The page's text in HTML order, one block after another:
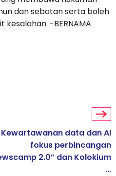
dan sebatan serta boleh
kesalahan. -BERNAMA
Kewartawanan data dan AI
fokus perbincangan
2.0” dan Kolokium
...